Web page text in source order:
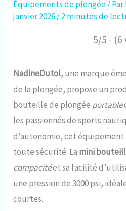
Équipements de plongée/ Par
janvier 2026/2 minutes de
5/5 - (6
NadineDutol, une marque
de la plongée, propose un
bouteille de plongée portable
les passionnés de sports
d’autonomie, cet
toute sécurité. La mini
compacitéet sa facilité
une pression de 3000 psi,
courtes.